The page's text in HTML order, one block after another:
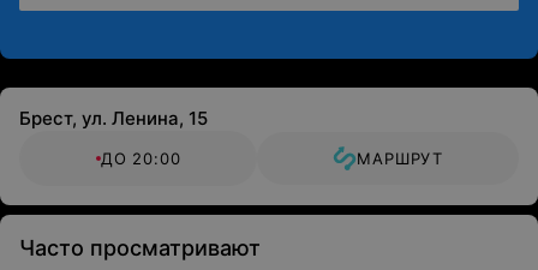
Брест, ул. Ленина, 15
ДО 20:00 МАРШРУТ
Часто просматривают